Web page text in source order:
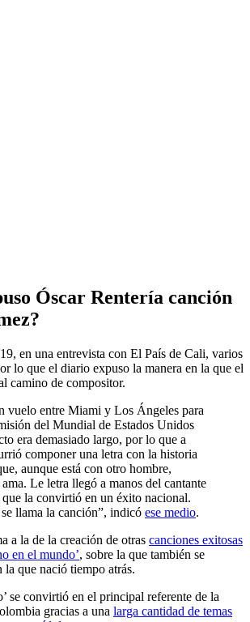
Óscar Rentería canción
en una entrevista con El País de Cali, varios
lo que el diario expuso la manera en la que el
camino de compositor.
vuelo entre Miami y Los Ángeles para
del Mundial de Estados Unidos
era demasiado largo, por lo que a
componer una letra con la historia
aunque está con otro hombre,
Le letra llegó a manos del cantante
la convirtió en un éxito nacional.
se llama la canción”, indicó ese medio.
a la de la creación de otras canciones exitosas
en el mundo’, sobre la que también se
la que nació tiempo atrás.
se convirtió en el principal referente de la
gracias a una larga cantidad de temas